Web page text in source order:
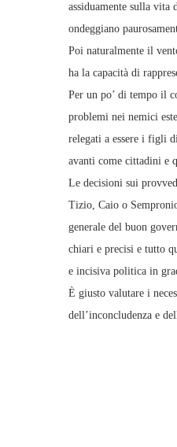
assiduamente sulla
ondeggiano
Poi naturalmente il
ha la capacità di
Per un po’ di tempo il
problemi nei nemici
relegati a essere i figli
avanti come cittadini e
Le decisioni sui
Tizio, Caio o
generale del buon
chiari e precisi e tutto
e incisiva politica in
È giusto valutare i
dell’inconcludenza e